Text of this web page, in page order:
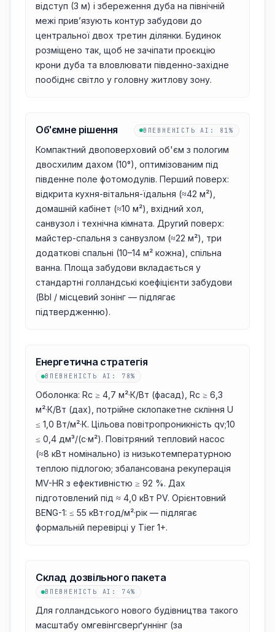
відступ (3 м) і збереження дуба на північній
межі прив’язують контур забудови до
центральної двох третин ділянки. Будинок
розміщено так, щоб не зачіпати проєкцію
крони дуба та вловлювати південно-західне
пообіднє світло у головну житлову зону.
Об'ємне рішення ВПЕВНЕНІСТЬ AI : 81%
Компактний двоповерховий об'єм з пологим
двосхилим дахом (10°), оптимізованим під
південне поле фотомодулів. Перший поверх:
відкрита кухня-вітальня-їдальня (≈42 м²),
домашній кабінет (≈10 м²), вхідний хол,
санвузол і технічна кімната. Другий поверх:
майстер-спальня з санвузлом (≈22 м²), три
додаткові спальні (10–14 м² кожна), спільна
ванна. Площа забудови вкладається у
стандартні голландські коефіцієнти забудови
(Bbl / місцевий зонінг — підлягає
підтвердженню).
Енергетична стратегія
ВПЕВНЕНІСТЬ AI : 78%
Оболонка: Rc ≥ 4,7 м²·К/Вт (фасад), Rc ≥ 6,3
м²·К/Вт (дах), потрійне склопакетне скління U
≤ 1,0 Вт/м²·К. Цільова повітропроникність qv;10
≤ 0,4 дм³/(с·м²). Повітряний тепловий насос
(≈8 кВт номінально) із низькотемпературною
теплою підлогою; збалансована рекуперація
MV-HR з ефективністю ≥ 92 %. Дах
підготовлений під ≈ 4,0 кВт PV. Орієнтовний
BENG-1: ≤ 55 кВт·год/м²·рік — підлягає
формальній перевірці у Tier 1+.
Склад дозвільного пакета
ВПЕВНЕНІСТЬ AI : 74%
Для голландського нового будівництва такого
масштабу омгевінгсверґуннінг (за